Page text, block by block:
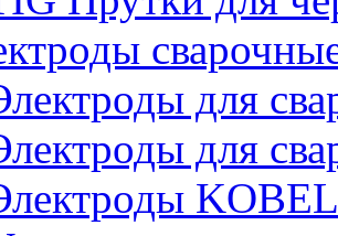
для
для